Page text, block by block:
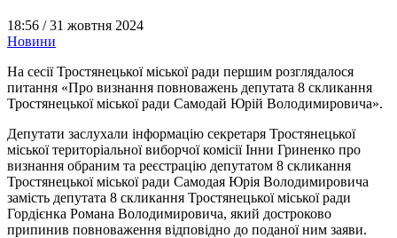
18:56 /31 жовтня 2024
Новини
На сесії Тростянецької міської ради першим розглядалося
питання «Про визнання повноважень депутата 8 скликання
Тростянецької міської ради Самодай Юрій Володимировича».
Депутати заслухали інформацію секретаря Тростянецької
міської територіальної виборчої комісії Інни Гриненко про
визнання обраним та реєстрацію депутатом 8 скликання
Тростянецької міської ради Самодая Юрія Володимировича
замість депутата 8 скликання Тростянецької міської ради
Гордієнка Романа Володимировича, який достроково
припинив повноваження відповідно до поданої ним заяви.